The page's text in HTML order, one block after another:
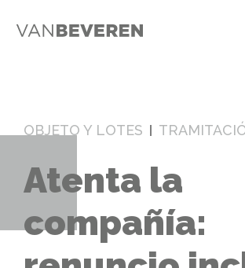
OBJETO Y LOTES
Atenta la
compañía: